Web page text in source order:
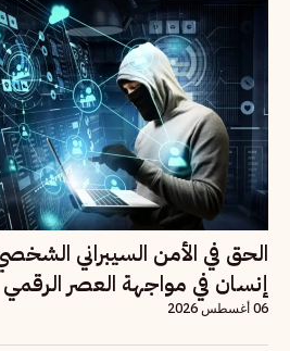
الحق في الأمن السيبراني
إنسان في مواجهة العصر الرقمي
06 أغسطس 2026